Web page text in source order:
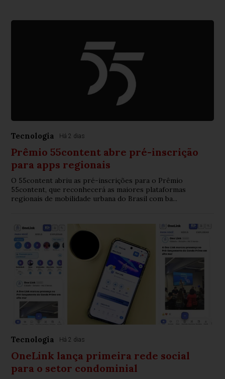
Tecnologia Há 2 dias
Prêmio 55content abre pré-inscrição
para apps regionais
O 55content abriu as pré-inscrições para o Prêmio
55content, que reconhecerá as maiores plataformas
regionais de mobilidade urbana do Brasil com ba...
Tecnologia Há 2 dias
OneLink lança primeira rede social
para o setor condominial